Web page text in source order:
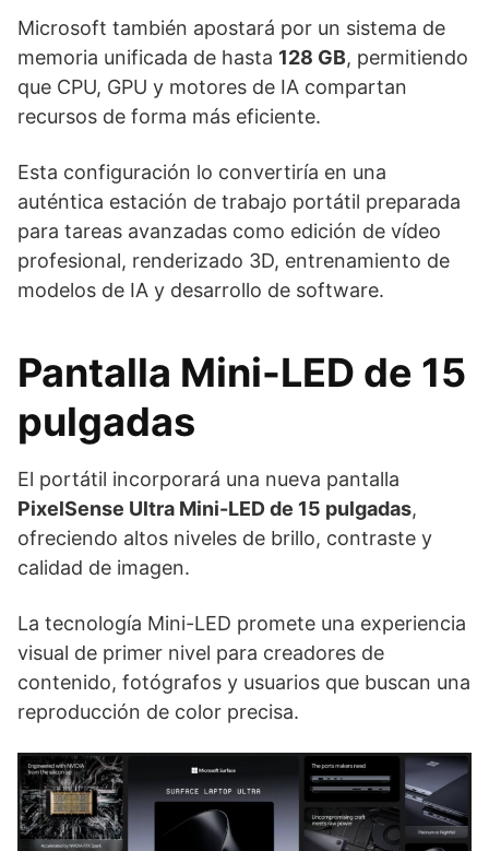
Microsoft también apostará por un sistema de
memoria unificada de hasta 128 GB, permitiendo
que CPU, GPU y motores de IA compartan
recursos de forma más eficiente.
Esta configuración lo convertiría en una
auténtica estación de trabajo portátil preparada
para tareas avanzadas como edición de vídeo
profesional, renderizado 3D, entrenamiento de
modelos de IA y desarrollo de software.
Pantalla Mini-LED de 15
pulgadas
El portátil incorporará una nueva pantalla
PixelSense Ultra Mini-LED de 15 pulgadas,
ofreciendo altos niveles de brillo, contraste y
calidad de imagen.
La tecnología Mini-LED promete una experiencia
visual de primer nivel para creadores de
contenido, fotógrafos y usuarios que buscan una
reproducción de color precisa.